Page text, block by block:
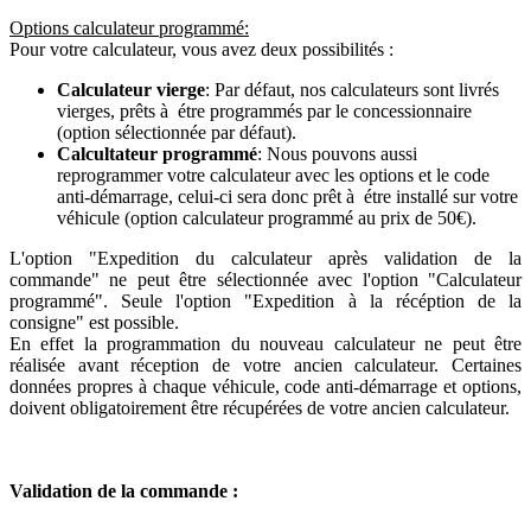
Options calculateur programmé:
Pour votre calculateur, vous avez deux possibilités :
Calculateur vierge: Par défaut, nos calculateurs sont livrés
vierges, prêts à étre programmés par le concessionnaire
(option sélectionnée par défaut).
Calcultateur programmé: Nous pouvons aussi
reprogrammer votre calculateur avec les options et le code
anti-démarrage, celui-ci sera donc prêt à étre installé sur votre
véhicule (option calculateur programmé au prix de 50€).
L'option "Expedition du calculateur après validation de la
commande" ne peut être sélectionnée avec l'option "Calculateur
programmé". Seule l'option "Expedition à la récéption de la
consigne" est possible.
En effet la programmation du nouveau calculateur ne peut être
réalisée avant réception de votre ancien calculateur. Certaines
données propres à chaque véhicule, code anti-démarrage et options,
doivent obligatoirement être récupérées de votre ancien calculateur.
Validation de la commande :